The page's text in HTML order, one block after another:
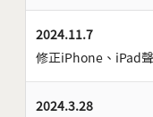
2024.11.7
修正iPhone、iPad
2024.3.28